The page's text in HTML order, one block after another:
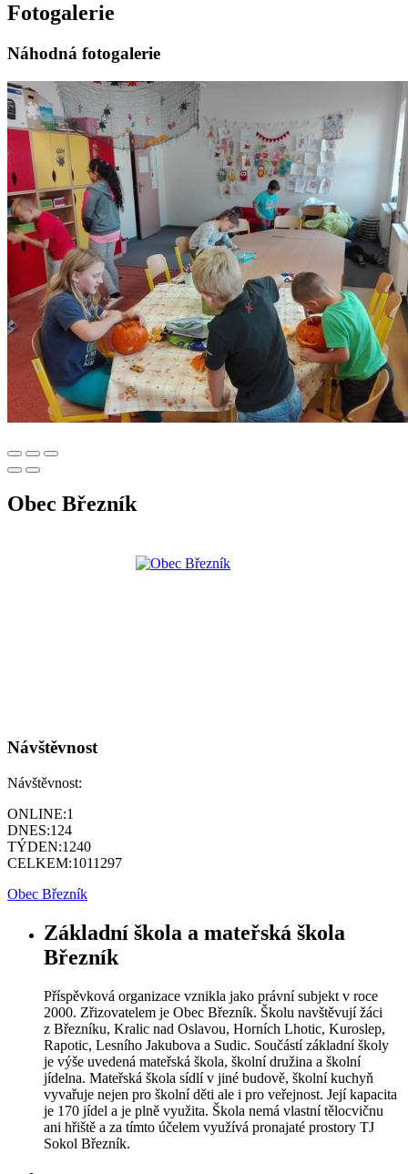
Fotogalerie
Náhodná fotogalerie
Obec Březník
Návštěvnost
Návštěvnost:
ONLINE:1
DNES:124
TÝDEN:1240
CELKEM:1011297
Obec Březník
Základní škola a mateřská škola
Březník
Příspěvková organizace vznikla jako právní subjekt v roce
2000. Zřizovatelem je Obec Březník. Školu navštěvují žáci
z Březníku, Kralic nad Oslavou, Horních Lhotic, Kuroslep,
Rapotic, Lesního Jakubova a Sudic. Součástí základní školy
je výše uvedená mateřská škola, školní družina a školní
jídelna. Mateřská škola sídlí v jiné budově, školní kuchyň
vyvařuje nejen pro školní děti ale i pro veřejnost. Její kapacita
je 170 jídel a je plně využita. Škola nemá vlastní tělocvičnu
ani hřiště a za tímto účelem využívá pronajaté prostory TJ
Sokol Březník.